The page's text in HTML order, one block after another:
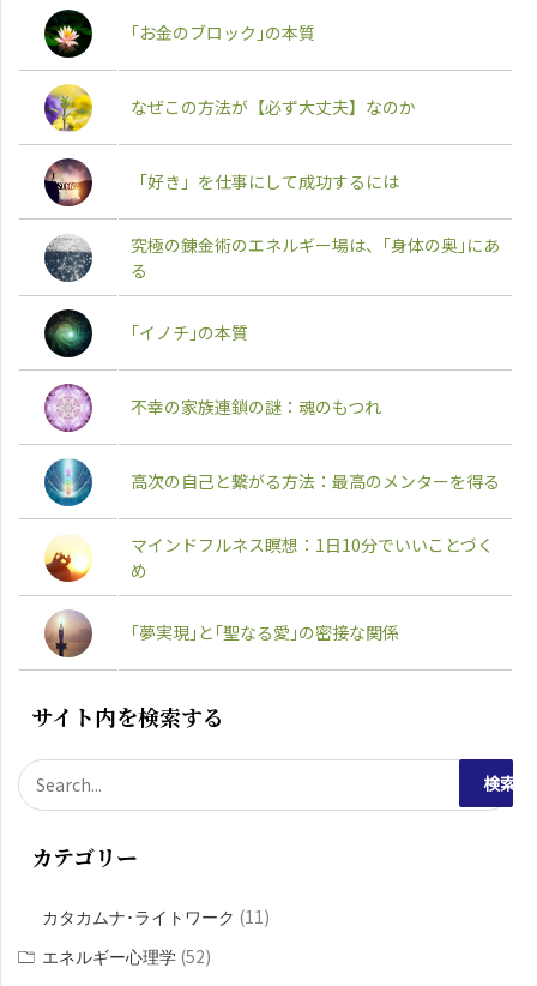
｢お金のブロック｣の本質
なぜこの方法が【必ず大丈夫】なのか
「好き」を仕事にして成功するには
究極の錬金術のエネルギー場は、｢身体の奥｣にあ
る
｢イノチ｣の本質
不幸の家族連鎖の謎：魂のもつれ
高次の自己と繋がる方法：最高のメンターを得る
マインドフルネス瞑想：1日10分でいいことづく
め
｢夢実現｣と｢聖なる愛｣の密接な関係
サイト内を検索する
検
カテゴリー
カタカムナ･ライトワーク (11)
エネルギー心理学 (52)